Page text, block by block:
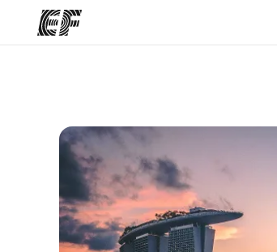
Büros in der Nähe